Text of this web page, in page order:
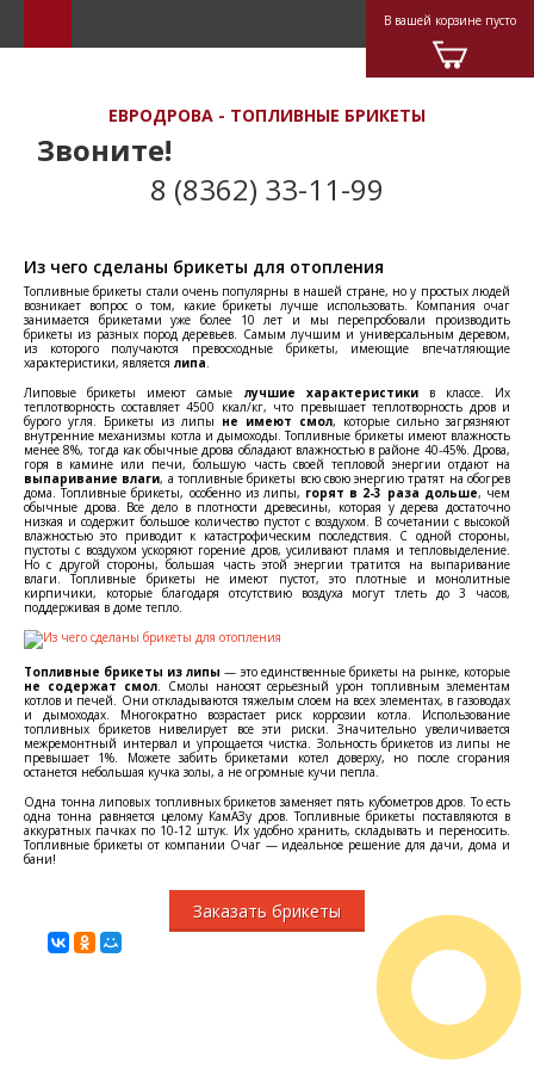
В вашей корзине пусто
ЕВРОДРОВА - ТОПЛИВНЫЕ БРИКЕТЫ
Звоните!
8 (8362) 33-11-99
Из чего сделаны брикеты для отопления
Топливные брикеты стали очень популярны в нашей стране, но у простых людей
возникает вопрос о том, какие брикеты лучше использовать. Компания очаг
занимается брикетами уже более 10 лет и мы перепробовали производить
брикеты из разных пород деревьев. Самым лучшим и универсальным деревом,
из которого получаются превосходные брикеты, имеющие впечатляющие
характеристики, является липа.
Липовые брикеты имеют самые лучшие характеристикив классе. Их
теплотворность составляет 4500 ккал/кг, что превышает теплотворность дров и
бурого угля. Брикеты из липы не имеют смол, которые сильно загрязняют
внутренние механизмы котла и дымоходы. Топливные брикеты имеют влажность
менее 8%, тогда как обычные дрова обладают влажностью в районе 40-45%. Дрова,
горя в камине или печи, большую часть своей тепловой энергии отдают на
выпаривание влаги, а топливные брикеты всю свою энергию тратят на обогрев
дома. Топливные брикеты, особенно из липы, горят в 2-3 раза дольше, чем
обычные дрова. Все дело в плотности древесины, которая у дерева достаточно
низкая и содержит большое количество пустот с воздухом. В сочетании с высокой
влажностью это приводит к катастрофическим последствия. С одной стороны,
пустоты с воздухом ускоряют горение дров, усиливают пламя и тепловыделение.
Но с другой стороны, большая часть этой энергии тратится на выпаривание
влаги. Топливные брикеты не имеют пустот, это плотные и монолитные
кирпичики, которые благодаря отсутствию воздуха могут тлеть до 3 часов,
поддерживая в доме тепло.
Топливные брикеты из липы — это единственные брикеты на рынке, которые
не содержат смол. Смолы наносят серьезный урон топливным элементам
котлов и печей. Они откладываются тяжелым слоем на всех элементах, в газоводах
и дымоходах. Многократно возрастает риск коррозии котла. Использование
топливных брикетов нивелирует все эти риски. Значительно увеличивается
межремонтный интервал и упрощается чистка. Зольность брикетов из липы не
превышает 1%. Можете забить брикетами котел доверху, но после сгорания
останется небольшая кучка золы, а не огромные кучи пепла.
Одна тонна липовых топливных брикетов заменяет пять кубометров дров. То есть
одна тонна равняется целому КамАЗу дров. Топливные брикеты поставляются в
аккуратных пачках по 10-12 штук. Их удобно хранить, складывать и переносить.
Топливные брикеты от компании Очаг — идеальное решение для дачи, дома и
бани!
Заказать брикеты
8 (8362) 33-11-99
© 2017, Компания «Очаг». Топливные брикеты